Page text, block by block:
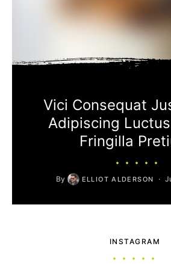
Vici Consequat
Adipiscing
Fringilla
By ELLIOT ALDERSON
INSTAGRAM